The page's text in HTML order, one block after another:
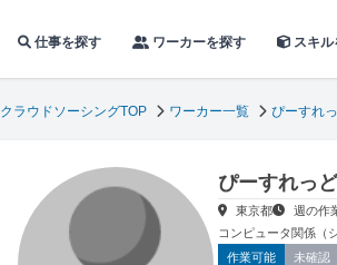
仕事を探す ワーカーを探す スキ
クラウドソーシングTOP ワーカー一覧 ぴーすれ
ぴーすれっ
東京都 週の作
コンピュータ関係（
作業可能
未確認